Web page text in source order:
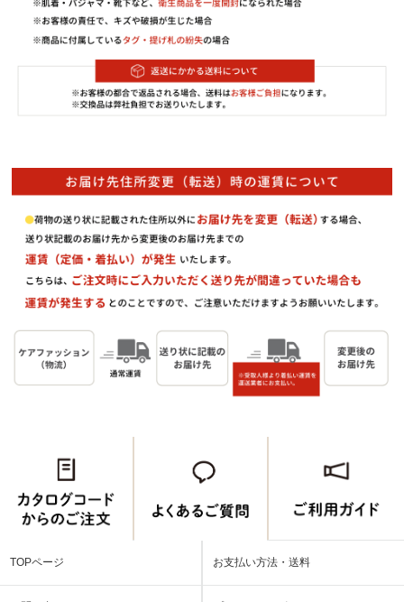
TOPページ お支払い方法・送料